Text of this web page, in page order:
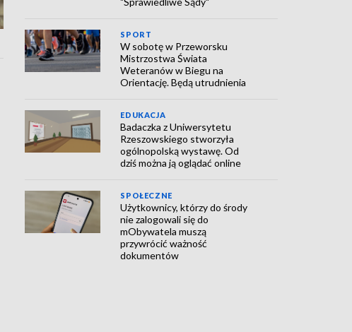
SPORT
W sobotę w Przeworsku
Mistrzostwa Świata
Weteranów w Biegu na
Orientację. Będą utrudnienia
EDUKACJA
Badaczka z Uniwersytetu
Rzeszowskiego stworzyła
ogólnopolską wystawę. Od
dziś można ją oglądać online
SPOŁECZNE
Użytkownicy, którzy do środy
nie zalogowali się do
mObywatela muszą
przywrócić ważność
dokumentów